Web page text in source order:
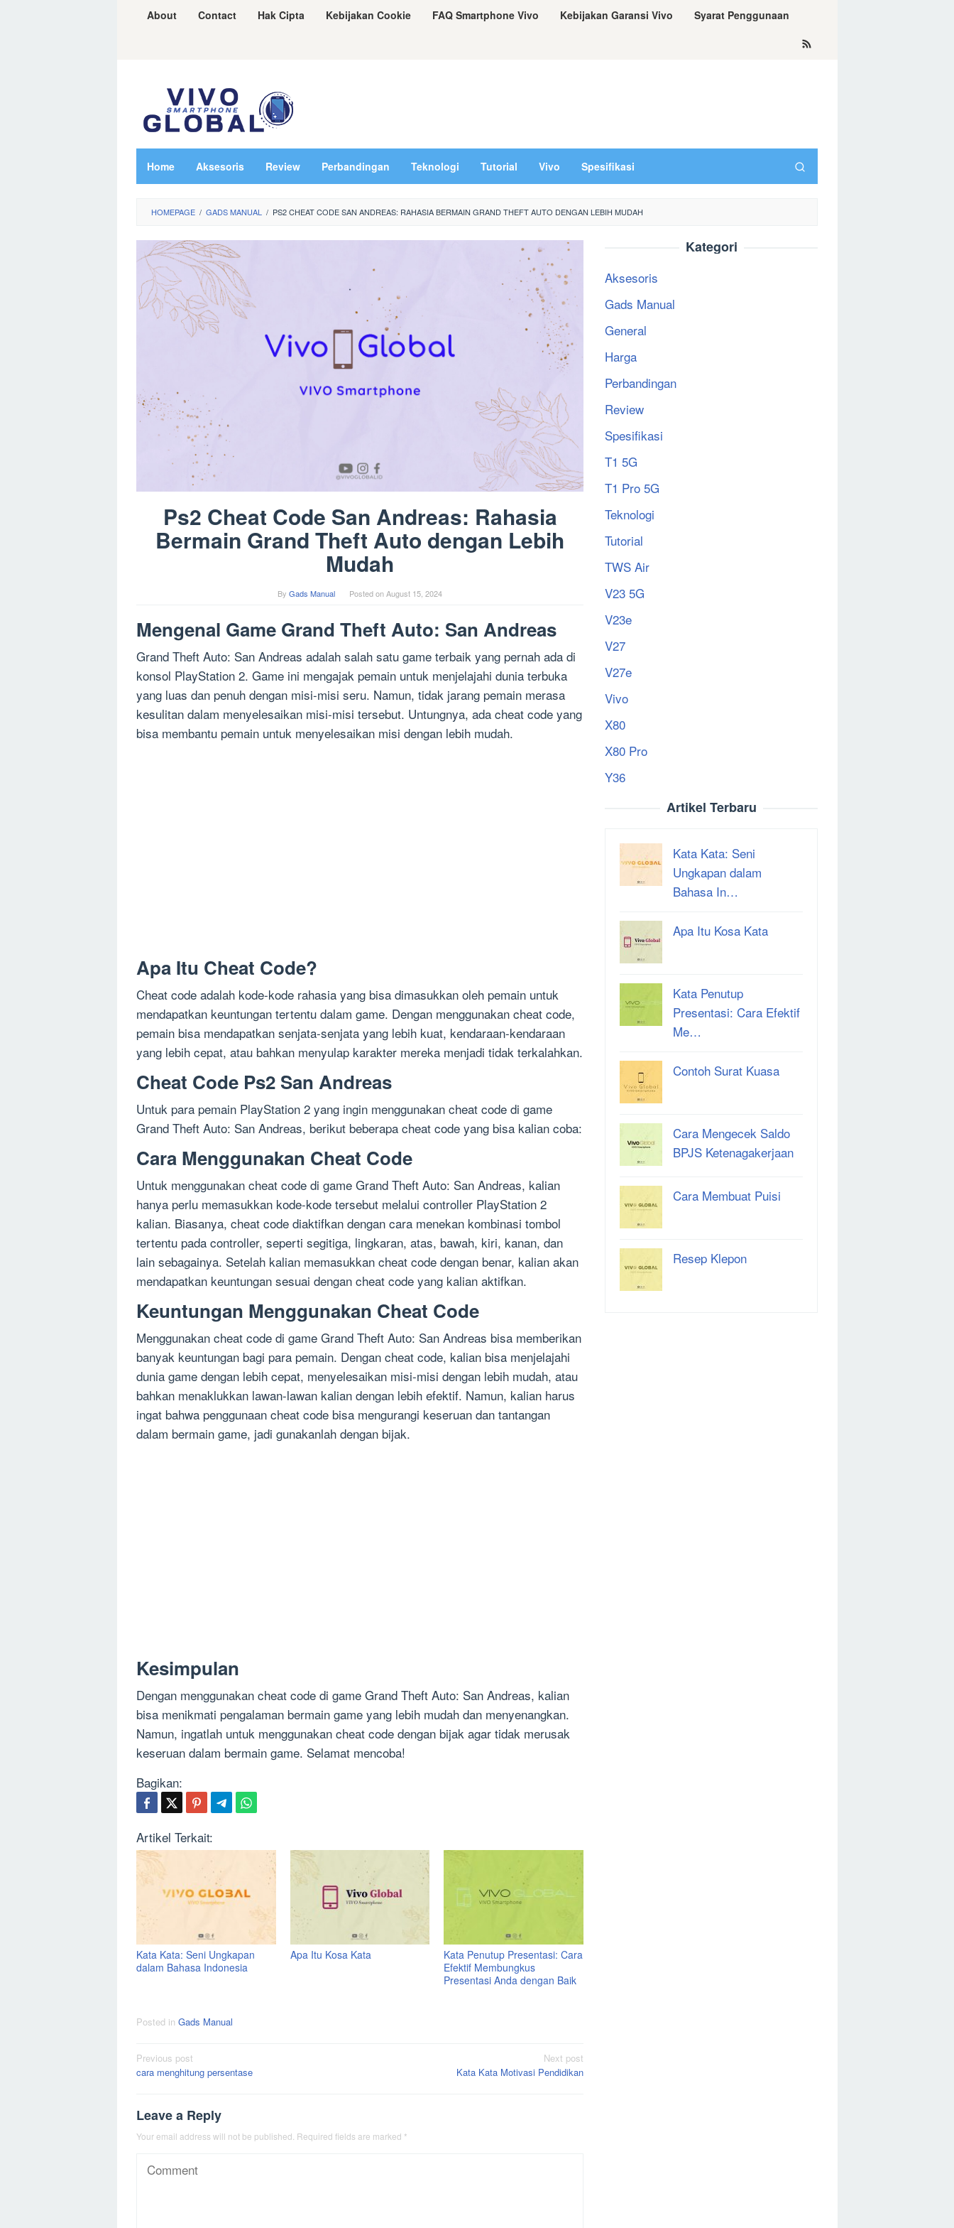
About Contact Hak Cipta Kebijakan Cookie FAQ Smartphone Vivo Kebijakan Garansi Vivo Syarat Penggunaan
Home Aksesoris Review Perbandingan Teknologi Tutorial Vivo Spesifikasi
HOMEPAGE / GADS MANUAL / PS2 CHEAT CODE SAN ANDREAS: RAHASIA BERMAIN GRAND THEFT AUTO DENGAN LEBIH MUDAH
Ps2 Cheat Code San Andreas: Rahasia
Bermain Grand Theft Auto dengan Lebih
Mudah
By Gads Manual Posted onAugust 15, 2024
Mengenal Game Grand Theft Auto: San Andreas
Grand Theft Auto: San Andreas adalah salah satu game terbaik yang pernah ada di
konsol PlayStation 2. Game ini mengajak pemain untuk menjelajahi dunia terbuka
yang luas dan penuh dengan misi-misi seru. Namun, tidak jarang pemain merasa
kesulitan dalam menyelesaikan misi-misi tersebut. Untungnya, ada cheat code yang
bisa membantu pemain untuk menyelesaikan misi dengan lebih mudah.
Apa Itu Cheat Code?
Cheat code adalah kode-kode rahasia yang bisa dimasukkan oleh pemain untuk
mendapatkan keuntungan tertentu dalam game. Dengan menggunakan cheat code,
pemain bisa mendapatkan senjata-senjata yang lebih kuat, kendaraan-kendaraan
yang lebih cepat, atau bahkan menyulap karakter mereka menjadi tidak terkalahkan.
Cheat Code Ps2 San Andreas
Untuk para pemain PlayStation 2 yang ingin menggunakan cheat code di game
Grand Theft Auto: San Andreas, berikut beberapa cheat code yang bisa kalian coba:
Cara Menggunakan Cheat Code
Untuk menggunakan cheat code di game Grand Theft Auto: San Andreas, kalian
hanya perlu memasukkan kode-kode tersebut melalui controller PlayStation 2
kalian. Biasanya, cheat code diaktifkan dengan cara menekan kombinasi tombol
tertentu pada controller, seperti segitiga, lingkaran, atas, bawah, kiri, kanan, dan
lain sebagainya. Setelah kalian memasukkan cheat code dengan benar, kalian akan
mendapatkan keuntungan sesuai dengan cheat code yang kalian aktifkan.
Keuntungan Menggunakan Cheat Code
Menggunakan cheat code di game Grand Theft Auto: San Andreas bisa memberikan
banyak keuntungan bagi para pemain. Dengan cheat code, kalian bisa menjelajahi
dunia game dengan lebih cepat, menyelesaikan misi-misi dengan lebih mudah, atau
bahkan menaklukkan lawan-lawan kalian dengan lebih efektif. Namun, kalian harus
ingat bahwa penggunaan cheat code bisa mengurangi keseruan dan tantangan
dalam bermain game, jadi gunakanlah dengan bijak.
Kesimpulan
Dengan menggunakan cheat code di game Grand Theft Auto: San Andreas, kalian
bisa menikmati pengalaman bermain game yang lebih mudah dan menyenangkan.
Namun, ingatlah untuk menggunakan cheat code dengan bijak agar tidak merusak
keseruan dalam bermain game. Selamat mencoba!
Bagikan:
Artikel Terkait:
Kata Kata: Seni Ungkapan
dalam Bahasa Indonesia
Apa Itu Kosa Kata
Kata Penutup Presentasi: Cara
Efektif Membungkus
Presentasi Anda dengan Baik
Posted in Gads Manual
Post
navigation
Previous post
cara menghitung persentase
Next post
Kata Kata Motivasi Pendidikan
Leave a Reply
Your email address will not be published. Required fields are marked *
Kategori
Aksesoris
Gads Manual
General
Harga
Perbandingan
Review
Spesifikasi
T1 5G
T1 Pro 5G
Teknologi
Tutorial
TWS Air
V23 5G
V23e
V27
V27e
Vivo
X80
X80 Pro
Y36
Artikel Terbaru
Kata Kata: Seni
Ungkapan dalam
Bahasa In…
Apa Itu Kosa Kata
Kata Penutup
Presentasi: Cara Efektif
Me…
Contoh Surat Kuasa
Cara Mengecek Saldo
BPJS Ketenagakerjaan
Cara Membuat Puisi
Resep Klepon